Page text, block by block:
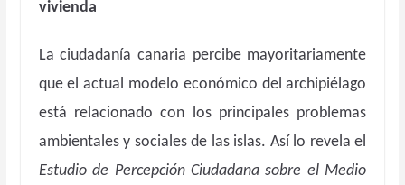
vivienda
La ciudadanía canaria percibe mayoritariamente
que el actual modelo económico del archipiélago
está relacionado con los principales problemas
ambientales y sociales de las islas. Así lo revela el
Estudio de Percepción Ciudadana sobre el Medio